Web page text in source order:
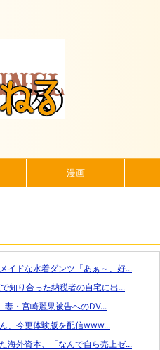
漫画
イドな水着ダンツ「あぁ～、好...
知り合った納税者の自宅に出...
妻・宮崎麗果被告へのDV...
、今更体験版を配信www...
海外資本、「なんで自ら売上ゼ...